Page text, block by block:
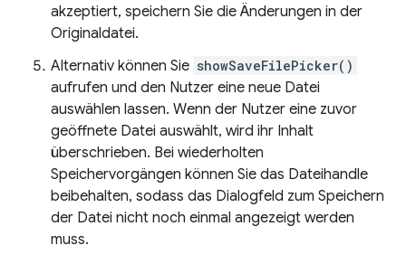
akzeptiert, speichern Sie die Änderungen in der
Originaldatei.
Alternativ können Sie showSaveFilePicker()
aufrufen und den Nutzer eine neue Datei
auswählen lassen. Wenn der Nutzer eine zuvor
geöffnete Datei auswählt, wird ihr Inhalt
überschrieben. Bei wiederholten
Speichervorgängen können Sie das Dateihandle
beibehalten, sodass das Dialogfeld zum Speichern
der Datei nicht noch einmal angezeigt werden
muss.